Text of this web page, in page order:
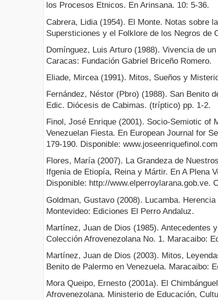
los Procesos Etnicos. En Arinsana. 10: 5-36.
Cabrera, Lidia (1954). El Monte. Notas sobre
Supersticiones y el Folklore de los Negros de
Domínguez, Luis Arturo (1988). Vivencia de
Caracas: Fundación Gabriel Briceño Romero.
Eliade, Mircea (1991). Mitos, Sueños y
Fernández, Néstor (Pbro) (1988). San Benito
Edic. Diócesis de Cabimas. (tríptico) pp. 1-2.
Finol, José Enrique (2001). Socio-Semiotic of
Venezuelan Fiesta. En European Journal for
179-190. Disponible:
Flores, María (2007). La Grandeza de
Ifgenia de Etiopía, Reina y Mártir. En A Plena
Disponible: http://www.elperroylarana.gob.ve.
Goldman, Gustavo (2008). Lucamba.
Montevideo: Ediciones El Perro Andaluz.
Martínez, Juan de Dios (1985). Antecedentes
Colección Afrovenezolana No. 1. Maracaibo:
Martínez, Juan de Dios (2003). Mitos,
Benito de Palermo en Venezuela. Maracaibo:
Mora Queipo, Ernesto (2001a). El
Afrovenezolana. Ministerio de Educación,